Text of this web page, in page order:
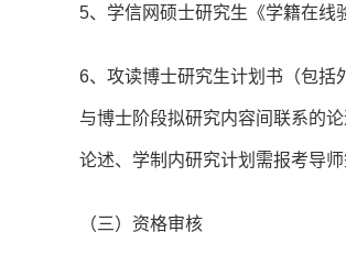
5、学信网硕士研究生《学籍在线
6、攻读博士研究生计划书（包括
与博士阶段拟研究内容间联系的
论述、学制内研究计划需报考导师
（三）资格审核